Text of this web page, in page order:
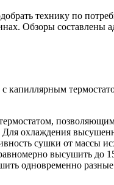
технику по
Обзоры составлены
позволяющим
охлаждения
сушки от массы
высушить до
одновременно